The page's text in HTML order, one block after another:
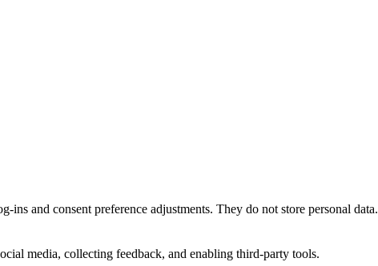
ins and consent preference adjustments. They do not store personal data.
media, collecting feedback, and enabling third-party tools.